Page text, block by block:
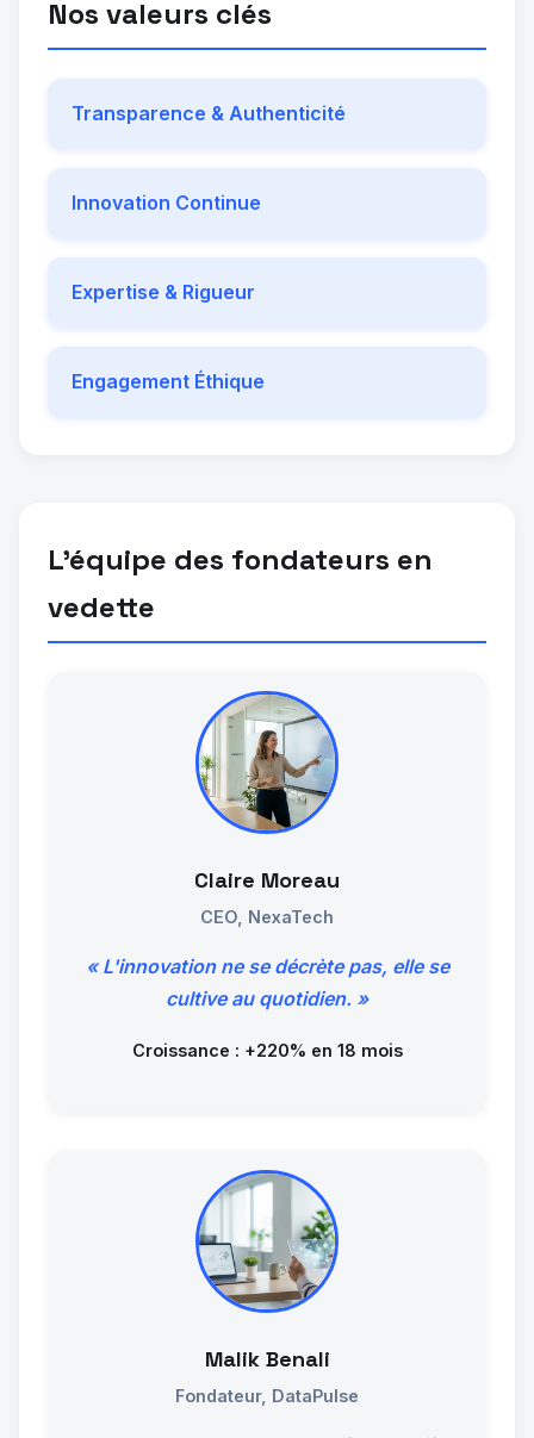
Nos valeurs clés
Transparence & Authenticité
Innovation Continue
Expertise & Rigueur
Engagement Éthique
L'équipe des fondateurs en
vedette
Claire Moreau
CEO, NexaTech
« L'innovation ne se décrète pas, elle se
cultive au quotidien. »
Croissance : +220% en 18 mois
Malik Benali
Fondateur, DataPulse